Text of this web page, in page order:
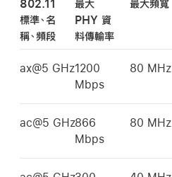
802.11
標準、名
稱、頻段
最大
PHY 資
料傳輸率
最大頻寬
ax@5 GHz1200
Mbps
80 MHz
ac@5 GHz866
Mbps
80 MHz